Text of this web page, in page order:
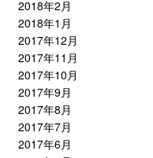
2018年2月
2018年1月
2017年12月
2017年11月
2017年10月
2017年9月
2017年8月
2017年7月
2017年6月